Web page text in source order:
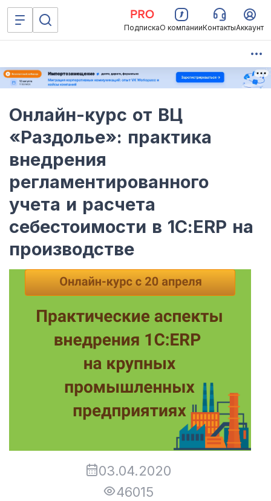
ПодпискаО компанииКонтактыАккаунт
Онлайн-курс от ВЦ
«Раздолье»: практика
внедрения
регламентированного
учета и расчета
себестоимости в 1С:ERP на
производстве
03.04.2020
46015